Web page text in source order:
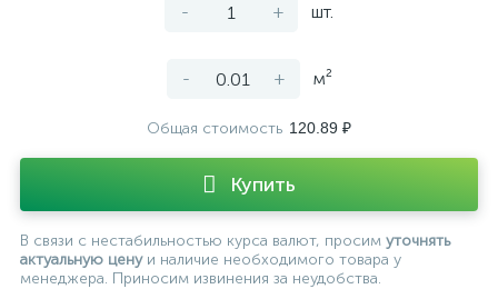
- + шт.
- + м²
Общая стоимость 120.89 ₽
Купить
В связи с нестабильностью курса валют, просим уточнять
актуальную ценуи наличие необходимого товара у
менеджера. Приносим извинения за неудобства.